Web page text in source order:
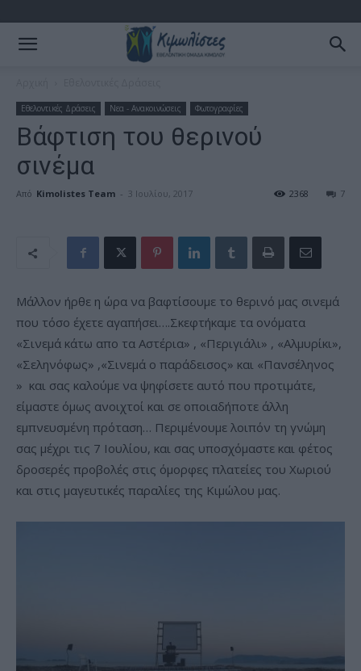
Εθελοντικές Δράσεις Νεα - Ανακοινώσεις Φωτογραφίες
Βάφτιση του θερινού
σινέμα
Από Kimolistes Team - 3 Ιουλίου, 2017 7
2368
Μάλλον ήρθε η ώρα να βαφτίσουμε το θερινό μας σινεμά
που τόσο έχετε αγαπήσει….Σκεφτήκαμε τα ονόματα
«Σινεμά κάτω απο τα Αστέρια» , «Περιγιάλι» , «Αλμυρίκι»,
«Σεληνόφως» ,«Σινεμά ο παράδεισος» και «Πανσέληνος
» και σας καλούμε να ψηφίσετε αυτό που προτιμάτε,
είμαστε όμως ανοιχτοί και σε οποιαδήποτε άλλη
εμπνευσμένη πρόταση… Περιμένουμε λοιπόν τη γνώμη
σας μέχρι τις 7 Ιουλίου, και σας υποσχόμαστε και φέτος
δροσερές προβολές στις όμορφες πλατείες του Χωριού
και στις μαγευτικές παραλίες της Κιμώλου μας.